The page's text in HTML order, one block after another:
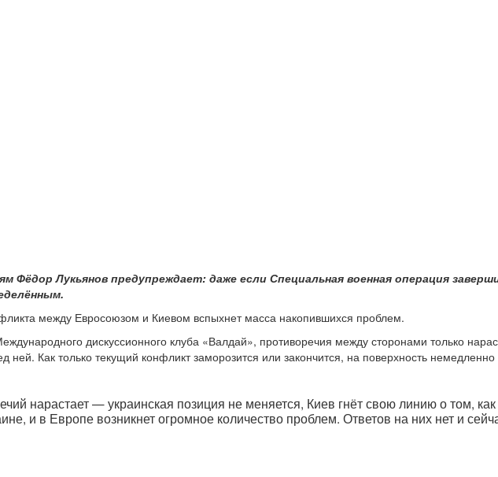
Фёдор Лукьянов предупреждает: даже если Специальная военная операция
между Евросоюзом и Киевом вспыхнет масса накопившихся проблем.
дискуссионного клуба «Валдай», противоречия между сторонами только
ней. Как только текущий конфликт заморозится или закончится, на поверхность
нарастает — украинская позиция не меняется, Киев гнёт свою линию о том,
и в Европе возникнет огромное количество проблем. Ответов на них нет и